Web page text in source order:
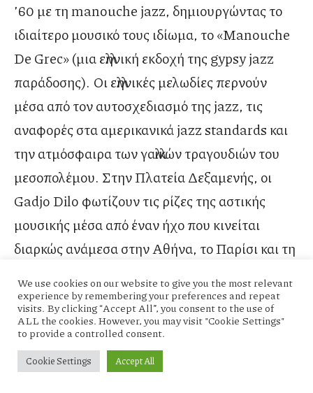
’60 με τη manouche jazz, δημιουργώντας το
ιδιαίτερο μουσικό τους ιδίωμα, το «Manouche
De Grec» (μια ελληνική εκδοχή της gypsy jazz
παράδοσης). Οι ελληνικές μελωδίες περνούν
μέσα από τον αυτοσχεδιασμό της jazz, τις
αναφορές στα αμερικανικά jazz standards και
την ατμόσφαιρα των γαλλικών τραγουδιών του
μεσοπολέμου. Στην Πλατεία Δεξαμενής, οι
Gadjo Dilo φωτίζουν τις ρίζες της αστικής
μουσικής μέσα από έναν ήχο που κινείται
διαρκώς ανάμεσα στην Αθήνα, το Παρίσι και τη
Line Up:
Σωτήρης Πομόνης: Κιθάρα
Κώστας Μητρόπουλος: Κιθάρα
We use cookies on our website to give you the most relevant
experience by remembering your preferences and repeat
visits. By clicking “Accept All”, you consent to the use of
ALL the cookies. However, you may visit "Cookie Settings"
to provide a controlled consent.
Cookie Settings Accept All